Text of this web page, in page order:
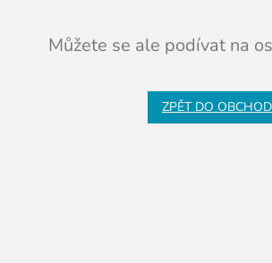
Můžete se ale podívat na
ZPĚT DO